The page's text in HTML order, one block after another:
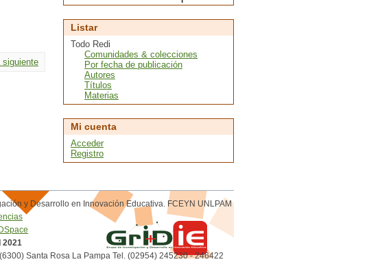
siguiente
Listar
Todo Redi
Comunidades & colecciones
Por fecha de publicación
Autores
Títulos
Materias
Mi cuenta
Acceder
Registro
y Desarrollo en Innovación Educativa. FCEYN UNLPAM
2021
Santa Rosa La Pampa Tel. (02954) 245230 - 246422